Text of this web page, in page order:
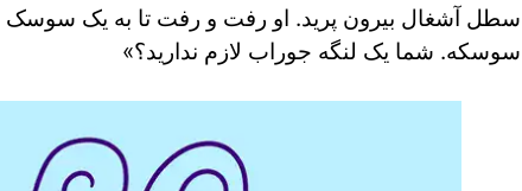
سطل آشغال بیرون پرید. او رفت و رفت تا به یک
سوسکه. شما یک لنگه جوراب لازم ندارید؟»